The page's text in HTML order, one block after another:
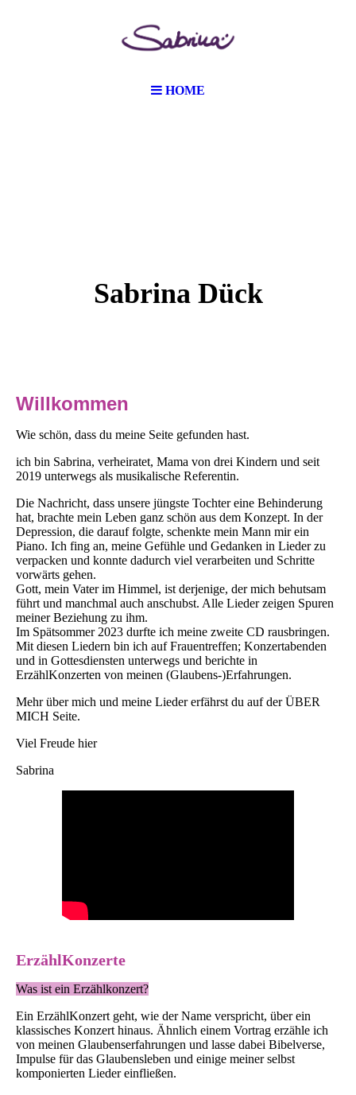
HOME
Sabrina Dück
Willkommen
Wie schön, dass du meine Seite gefunden hast.
ich bin Sabrina, verheiratet, Mama von drei Kindern und seit
2019 unterwegs als musikalische Referentin.
Die Nachricht, dass unsere jüngste Tochter eine Behinderung
hat, brachte mein Leben ganz schön aus dem Konzept. In der
Depression, die darauf folgte, schenkte mein Mann mir ein
Piano. Ich fing an, meine Gefühle und Gedanken in Lieder zu
verpacken und konnte dadurch viel verarbeiten und Schritte
vorwärts gehen.
Gott, mein Vater im Himmel, ist derjenige, der mich behutsam
führt und manchmal auch anschubst. Alle Lieder zeigen Spuren
meiner Beziehung zu ihm.
Im Spätsommer 2023 durfte ich meine zweite CD rausbringen.
Mit diesen Liedern bin ich auf Frauentreffen; Konzertabenden
und in Gottesdiensten unterwegs und berichte in
ErzählKonzerten von meinen (Glaubens-)Erfahrungen.
Mehr über mich und meine Lieder erfährst du auf der ÜBER
MICH Seite.
Viel Freude hier
Sabrina
ErzählKonzerte
Was ist ein Erzählkonzert?
Ein ErzählKonzert geht, wie der Name verspricht, über ein
klassisches Konzert hinaus. Ähnlich einem Vortrag erzähle ich
von meinen Glaubenserfahrungen und lasse dabei Bibelverse,
Impulse für das Glaubensleben und einige meiner selbst
komponierten Lieder einfließen.